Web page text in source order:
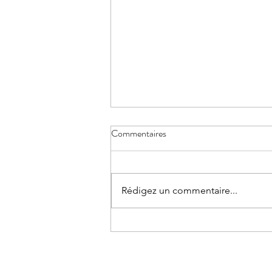
On ti moman Krèol : Quand ma
Commentaires
Rédigez un commentaire...